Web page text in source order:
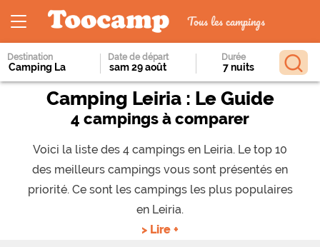
Tous les campings
Destination Date de départ Durée
Camping Leiria : Le Guide
4 campings à comparer
Voici la liste des 4 campings en Leiria. Le top 10
des meilleurs campings vous sont présentés en
priorité. Ce sont les campings les plus populaires
en Leiria.
> Lire +